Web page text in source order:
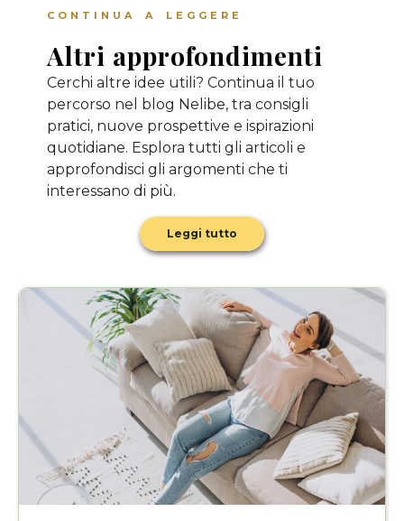
CONTINUA A LEGGERE
Altri approfondimenti
Cerchi altre idee utili? Continua il tuo
percorso nel blog Nelibe, tra consigli
pratici, nuove prospettive e ispirazioni
quotidiane. Esplora tutti gli articoli e
approfondisci gli argomenti che ti
interessano di più.
Leggi tutto